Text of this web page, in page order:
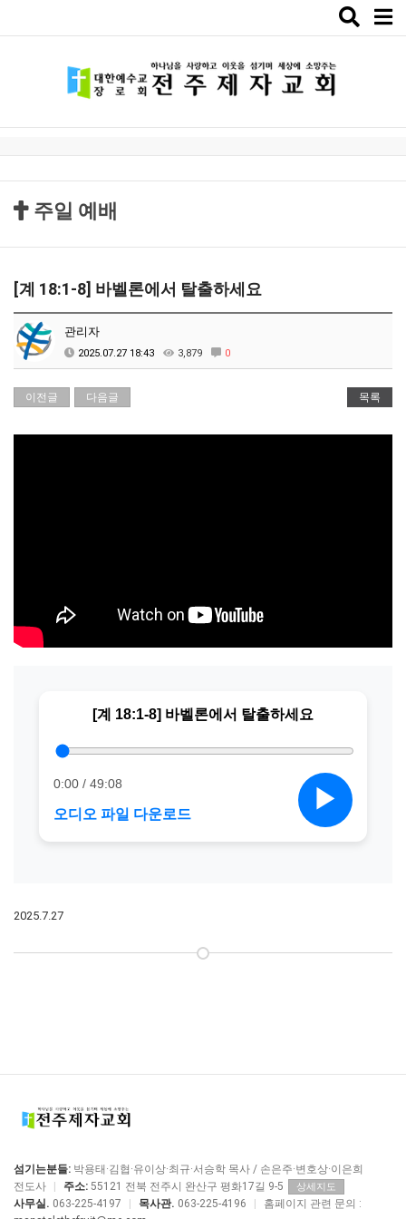
Toggle
주일 예배
[계 18:1-8] 바벨론에서 탈출하세요
관리자
2025.07.27 18:43 3,879 0
이전글 다음글 목록
2025.7.27
섬기는분들: 박용태·김협·유이상·최규·서승학 목사 / 손은주·변호상·이은희
전도사
주소: 55121 전북 전주시 완산구 평화17길 9-5 상세지도
사무실. 063-225-4197 목사관. 063-225-4196
홈페이지 관련 문의 :